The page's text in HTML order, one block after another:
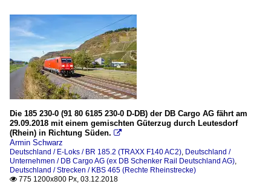
Die 185 230-0 (91 80 6185 230-0 D-DB) der DB Cargo AG fährt am
29.09.2018 mit einem gemischten Güterzug durch Leutesdorf
(Rhein) in Richtung Süden. 
Armin Schwarz
Deutschland / E-Loks / BR 185.2 (TRAXX F140 AC2), Deutschland /
Unternehmen / DB Cargo AG (ex DB Schenker Rail Deutschland AG),
Deutschland / Strecken / KBS 465 (Rechte Rheinstrecke)
 775 1200x800 Px, 03.12.2018